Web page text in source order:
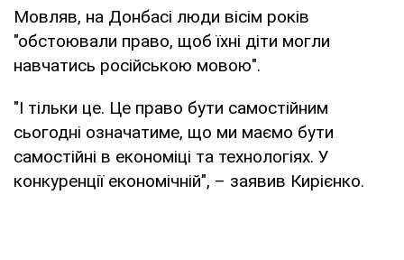
Мовляв, на Донбасі люди вісім років
"обстоювали право, щоб їхні діти могли
навчатись російською мовою".
"І тільки це. Це право бути самостійним
сьогодні означатиме, що ми маємо бути
самостійні в економіці та технологіях. У
конкуренції економічній", – заявив Кирієнко.